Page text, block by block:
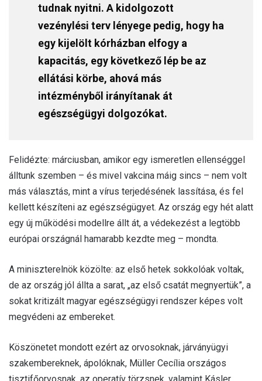
tudnak nyitni. A kidolgozott
vezénylési terv lényege pedig, hogy ha
egy kijelölt kórházban elfogy a
kapacitás, egy következő lép be az
ellátási körbe, ahová más
intézményből irányítanak át
egészségügyi dolgozókat.
Felidézte: márciusban, amikor egy ismeretlen ellenséggel
álltunk szemben – és mivel vakcina máig sincs – nem volt
más választás, mint a vírus terjedésének lassítása, és fel
kellett készíteni az egészségügyet. Az ország egy hét alatt
egy új működési modellre állt át, a védekezést a legtöbb
európai országnál hamarabb kezdte meg – mondta.
A miniszterelnök közölte: az első hetek sokkolóak voltak,
de az ország jól állta a sarat, „az első csatát megnyertük”, a
sokat kritizált magyar egészségügyi rendszer képes volt
megvédeni az embereket.
Köszönetet mondott ezért az orvosoknak, járványügyi
szakembereknek, ápolóknak, Müller Cecília országos